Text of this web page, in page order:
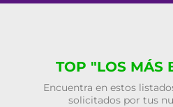
TOP "LOS MÁS
Encuentra en estos
solicitados por tus